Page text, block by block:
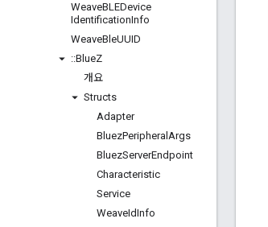
WeaveBLEDevice
IdentificationInfo
WeaveBleUUID
::BlueZ
개요
Structs
Adapter
BluezPeripheral Args
BluezServerEndpoint
Characteristic
Service
WeaveIdInfo